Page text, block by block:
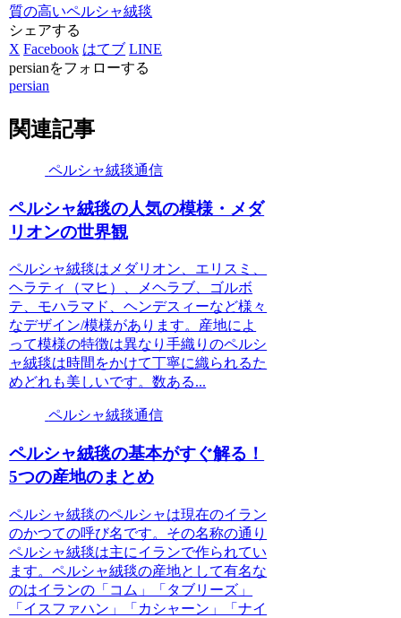
質の高いペルシャ絨毯
シェアする
X Facebook はてブ LINE
persianをフォローする
persian
関連記事
ペルシャ絨毯通信
ペルシャ絨毯の人気の模様・メダ
リオンの世界観
ペルシャ絨毯はメダリオン、エリスミ、
ヘラティ（マヒ）、メヘラブ、ゴルボ
テ、モハラマド、ヘンデスィーなど様々
なデザイン/模様があります。産地によ
って模様の特徴は異なり手織りのペルシ
ャ絨毯は時間をかけて丁寧に織られるた
めどれも美しいです。数ある...
ペルシャ絨毯通信
ペルシャ絨毯の基本がすぐ解る！
5つの産地のまとめ
ペルシャ絨毯のペルシャは現在のイラン
のかつての呼び名です。その名称の通り
ペルシャ絨毯は主にイランで作られてい
ます。ペルシャ絨毯の産地として有名な
のはイランの「コム」「タブリーズ」
「イスファハン」「カシャーン」「ナイ